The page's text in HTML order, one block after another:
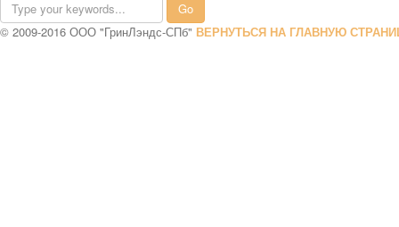
© 2009-2016 ООО "ГринЛэндс-СПб" ВЕРНУТЬСЯ НА ГЛАВНУЮ